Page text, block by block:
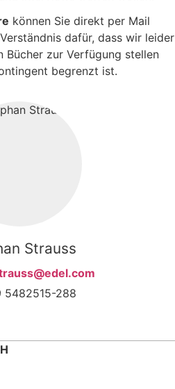
können Sie direkt per Mail
dafür, dass wir leider
Bücher zur Verfügung stellen
begrenzt ist.
Strauss
5482515-288